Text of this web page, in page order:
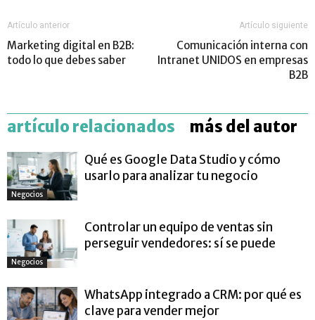
Artículo anterior
Marketing digital en B2B:
todo lo que debes saber
Artículo siguiente
Comunicación interna con
Intranet UNIDOS en empresas
B2B
artículo relacionados más del autor
Negocios
Qué es Google Data Studio y cómo
usarlo para analizar tu negocio
Negocios
Controlar un equipo de ventas sin
perseguir vendedores: sí se puede
WhatsApp integrado a CRM: por qué es
clave para vender mejor